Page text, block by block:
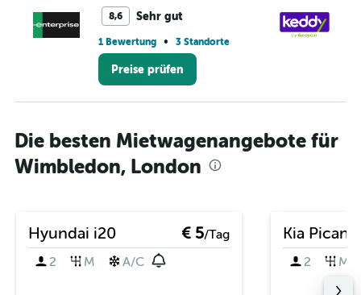
8,6 Sehr gut
1 Bewertung • 3 Standorte
Preise prüfen
Die besten Mietwagenangebote für
Wimbledon, London
Hyundai i20 € 5/Tag
2
M A/C
Kia
2 M